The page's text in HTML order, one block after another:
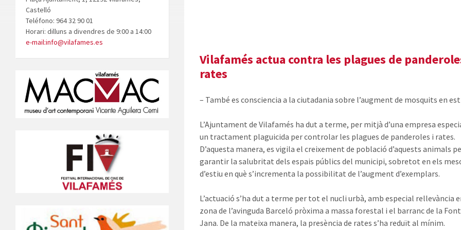
Vilafamés actua contra les plagues de
rates
– També es consciencia a la ciutadania sobre l’augment de mosquits en
L’Ajuntament de Vilafamés ha dut a terme, per mitjà d’una empresa
un tractament plaguicida per controlar les plagues de panderoles i rates.
D’aquesta manera, es vigila el creixement de població d’aquests animals
garantir la salubritat dels espais públics del municipi, sobretot en els
d’estiu en què s’incrementa la possibilitat de l’augment d’exemplars.
L’actuació s’ha dut a terme per tot el nucli urbà, amb especial rellevància
zona de l’avinguda Barceló pròxima a massa forestal i el barranc de la Font
Jana. De la mateixa manera, la presència de rates s’ha reduït al mínim.
Castelló
Teléfono: 964 32 90 01
Horari: dilluns a divendres de 9:00 a 14:00
e-mail:info@vilafames.es